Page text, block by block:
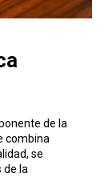
de la
combina
se
de la